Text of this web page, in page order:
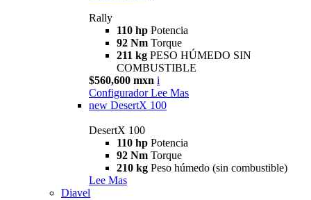
Rally
110 hp Potencia
92 Nm Torque
211 kg PESO HÚMEDO SIN
COMBUSTIBLE
$560,600 mxn i
Configurador Lee Mas
new DesertX 100
DesertX 100
110 hp Potencia
92 Nm Torque
210 kg Peso húmedo (sin combustible)
Lee Mas
Diavel